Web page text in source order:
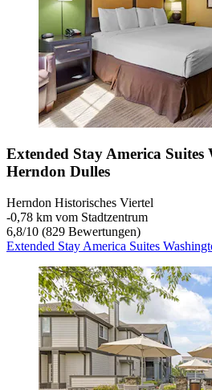
Extended Stay America Suites
Herndon Dulles
Herndon Historisches Viertel
‐0,78 km vom Stadtzentrum
6,8/10 (829 Bewertungen)
Extended Stay America Suites